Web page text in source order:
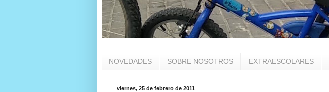
NOVEDADES SOBRE NOSOTROS EXTRAESCOLARES
viernes, 25 de febrero de 2011